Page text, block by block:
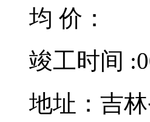
均 价：
竣工时间
地址：吉